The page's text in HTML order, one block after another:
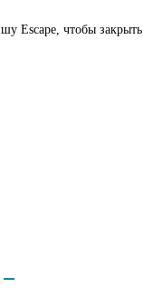
Escape, чтобы